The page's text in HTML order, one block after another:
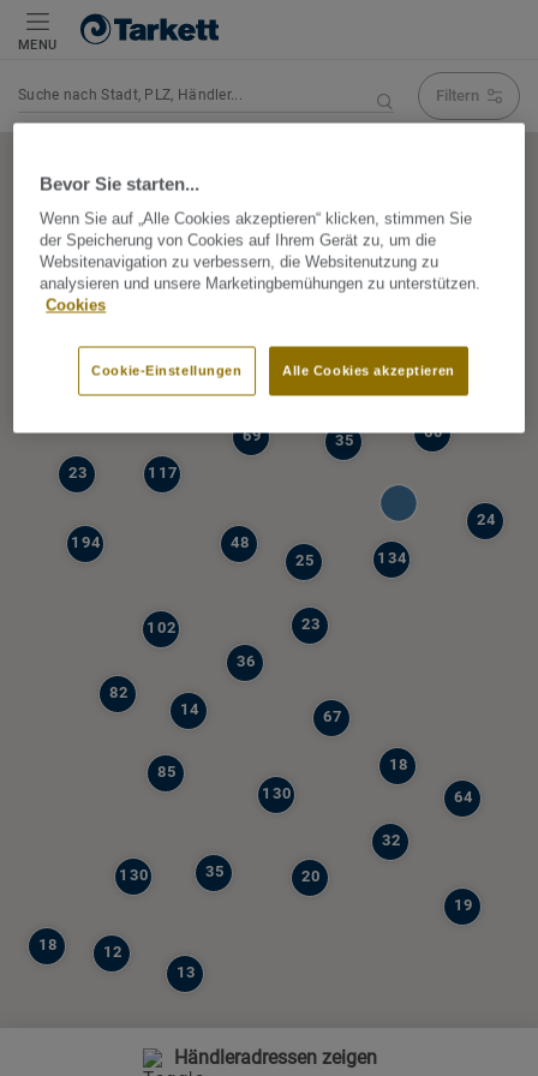
MENU
Filtern
85
194
77
117
130
39
64
67
82
36
130
69
134
23
35
35
102
19
23
48
14
60
12
18
32
13
20
24
25
18
Händleradressen zeigen
Bevor Sie starten...
Wenn Sie auf „Alle Cookies akzeptieren“ klicken, stimmen Sie
der Speicherung von Cookies auf Ihrem Gerät zu, um die
Websitenavigation zu verbessern, die Websitenutzung zu
analysieren und unsere Marketingbemühungen zu unterstützen.
Cookies
Alle Cookies akzeptieren
Cookie-Einstellungen